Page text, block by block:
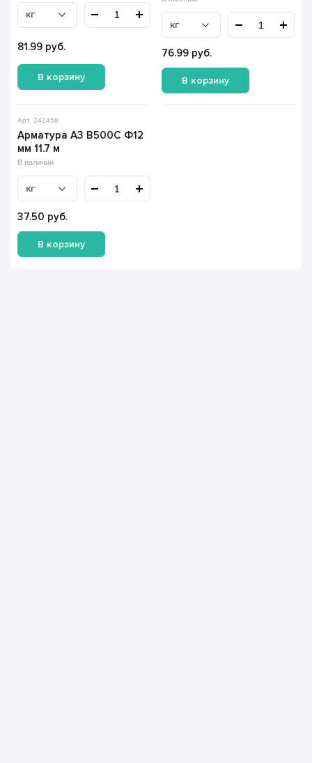
кг
81.99 руб.
В корзину
кг
76.99 руб.
В корзину
Арт. 242458
Арматура А3 В500С Ф12
мм 11.7 м
В наличии
кг
37.50 руб.
В корзину